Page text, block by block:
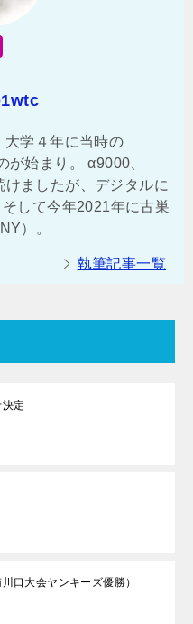
大学４年に当時の
が始まり。 α9000、
ましたが、デジタルに
して今年2021年に古巣
）。
執筆記事一覧
定
口大会ヤンキーズ優勝）